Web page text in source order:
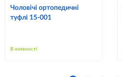
Чоловічі ортопедичні
туфлі 15-001
В наявності